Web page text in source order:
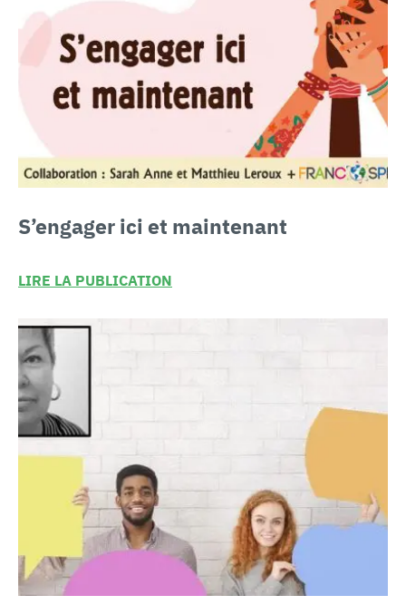
S’engager ici et maintenant
LIRE LA PUBLICATION